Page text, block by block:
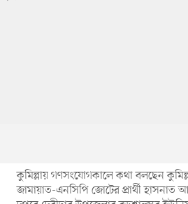
কুমিল্লায় গণসংযোগকালে কথা বলছেন
জামায়াত-এনসিপি জোটের প্রার্থী